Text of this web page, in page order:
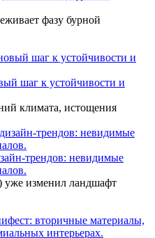
фазу бурной
шаг к устойчивости и
климата, истощения
трендов: невидимые
уже изменил ландшафт